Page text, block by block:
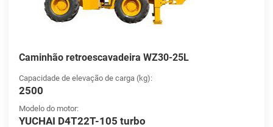
Caminhão retroescavadeira WZ30-25L
Capacidade de elevação de carga (kg):
2500
Modelo do motor:
YUCHAI D4T22T-105 turbo